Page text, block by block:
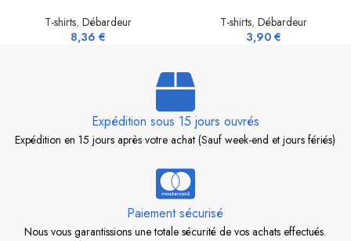
T-shirts, Débardeur
8,36 €
T-shirts, Débardeur
3,90 €
Expédition sous 15 jours ouvrés
Expédition en 15 jours après votre achat (Sauf week-end et jours fériés)
Paiement sécurisé
Nous vous garantissions une totale sécurité de vos achats effectués.